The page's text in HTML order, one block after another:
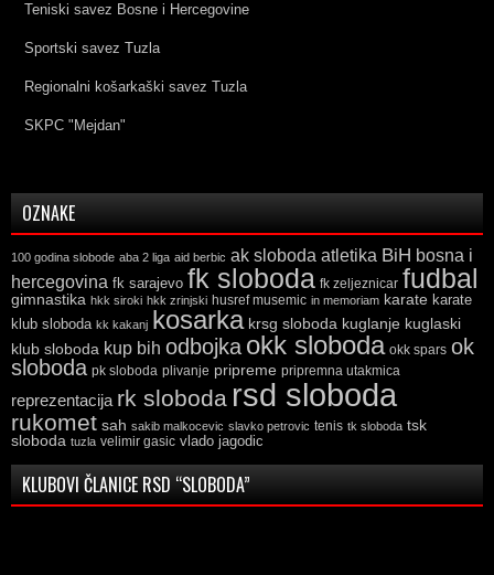
Teniski savez Bosne i Hercegovine
Sportski savez Tuzla
Regionalni košarkaški savez Tuzla
SKPC "Mejdan"
OZNAKE
100 godina slobode aba 2 liga aid berbic ak sloboda atletika BiH bosna i
hercegovina fk sarajevo fk sloboda fk zeljeznicar fudbal
gimnastika hkk siroki hkk zrinjski husref musemic in memoriam karate karate
klub sloboda kk kakanj kosarka krsg sloboda kuglanje kuglaski
klub sloboda kup bih odbojka okk sloboda okk spars ok
sloboda pk sloboda plivanje pripreme pripremna utakmica
reprezentacija rk sloboda rsd sloboda
rukomet sah sakib malkocevic slavko petrovic tenis tk sloboda tsk
sloboda tuzla velimir gasic vlado jagodic
KLUBOVI ČLANICE RSD “SLOBODA”